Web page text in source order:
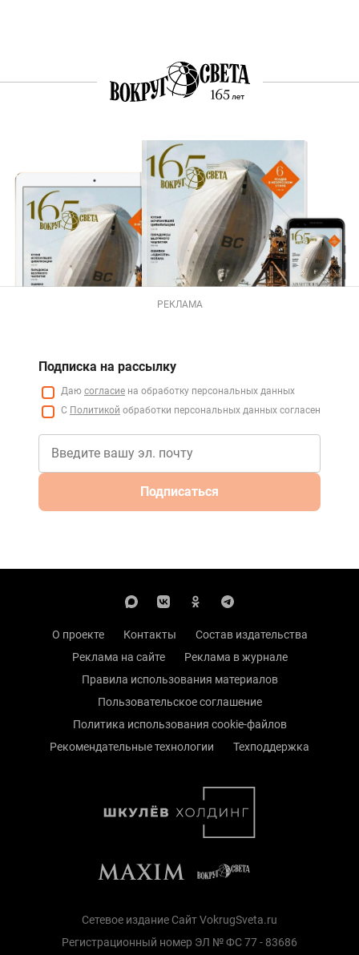
РЕКЛАМА
Подписка на рассылку
Даю согласие на обработку персональных данных
С Политикой обработки персональных данных согласен
Подписаться
О проекте Контакты
Состав издательства
Реклама на сайте
Реклама в журнале
Правила использования материалов
Пользовательское соглашение
Политика использования cookie-файлов
Рекомендательные технологии
Техподдержка
Сетевое издание Сайт VokrugSveta.ru
Регистрационный номер ЭЛ № ФС 77 - 83686